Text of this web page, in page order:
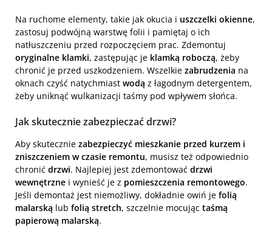
Na ruchome elementy, takie jak okucia i uszczelki okienne,
zastosuj podwójną warstwę folii i pamiętaj o ich
natłuszczeniu przed rozpoczęciem prac. Zdemontuj
oryginalne klamki, zastępując je klamką roboczą, żeby
chronić je przed uszkodzeniem. Wszelkie zabrudzenia na
oknach czyść natychmiast wodą z łagodnym detergentem,
żeby uniknąć wulkanizacji taśmy pod wpływem słońca.
Jak skutecznie zabezpieczać drzwi?
Aby skutecznie zabezpieczyć mieszkanie przed kurzem i
zniszczeniem w czasie remontu, musisz też odpowiednio
chronić drzwi. Najlepiej jest zdemontować drzwi
wewnętrzne i wynieść je z pomieszczenia remontowego.
Jeśli demontaż jest niemożliwy, dokładnie owiń je folią
malarską lub folią stretch, szczelnie mocując taśmą
papierową malarską.